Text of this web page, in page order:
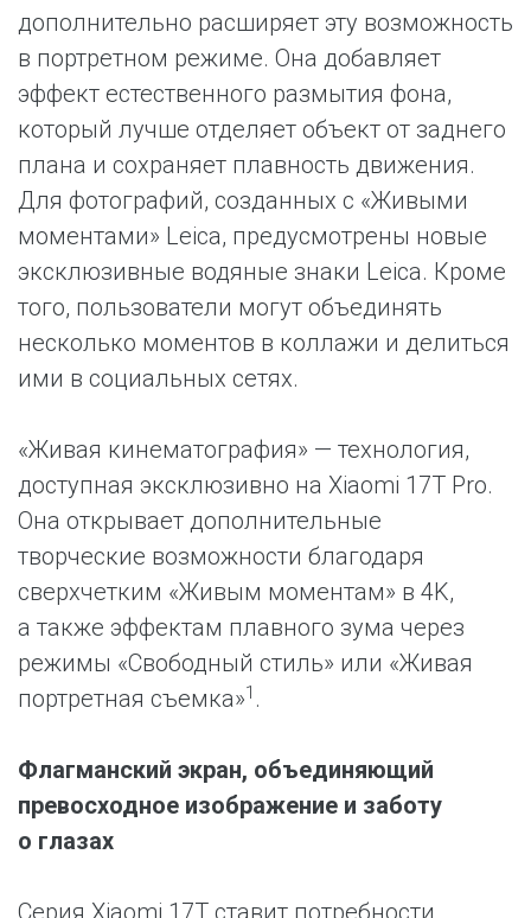
дополнительно расширяет эту возможность
в портретном режиме. Она добавляет
эффект естественного размытия фона,
который лучше отделяет объект от заднего
плана и сохраняет плавность движения.
Для фотографий, созданных с «Живыми
моментами» Leica, предусмотрены новые
эксклюзивные водяные знаки Leica. Кроме
того, пользователи могут объединять
несколько моментов в коллажи и делиться
ими в социальных сетях.
«Живая кинематография» — технология,
доступная эксклюзивно на Xiaomi 17T Pro.
Она открывает дополнительные
творческие возможности благодаря
сверхчетким «Живым моментам» в 4K,
а также эффектам плавного зума через
режимы «Свободный стиль» или «Живая
портретная съемка»1 .
Флагманский экран, объединяющий
превосходное изображение и заботу
о глазах
Серия Xiaomi 17T ставит потребности